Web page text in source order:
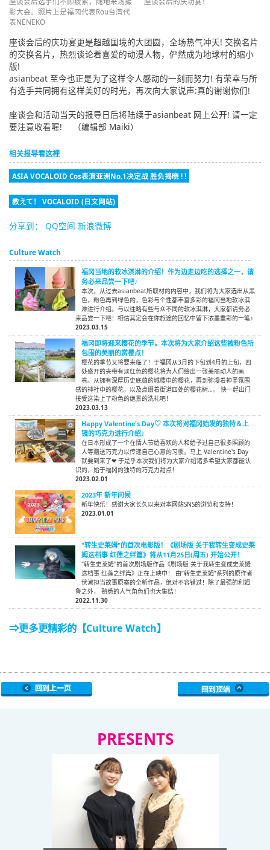
影大会。照片上是福冈代表Rou台湾代
表NENEKO
座谈会后的庆功宴更是超越国境的大团圆，全场热气冲天! 交换名片
的交换名片，热烈谈论着喜爱的动漫人物，俨然成为地球村的缩小
版!
asianbeat 至今也正是为了这样令人感动的一刻而努力! 有荣幸与所
有选手共同拥有这样美好的时光，再次向大家说声:真的谢谢你们!
座谈会和活动当天的报导日后将陆续于asianbeat 网上公开! 请一定
要注意收看喔! （编辑部 Maiki）
相关报导看这裡
ASIA VOCALOID Cos表演亚洲No.1决定战 胜负揭晓 ! !
教えて！ VOCALOID (日文网站)
分享到： QQ空间 新浪微博
Culture Watch
福冈当地的软冰淇淋的介绍！作为边走边吃的选择之一，请
务必来品尝一下吧♪
本次，从过去asianbeat所取材的内容中，我们将为大家选出从黑
色，粉色再到绿色的，色彩与个性都丰富多彩的福冈当地软冰淇
淋进行介绍。与以往略有些与众不同的软冰淇淋，大家都请务必
来品尝一下吧！相信其定会在你旅途的回忆中留下浓墨重彩的一笔♪
2023.03.15
福冈即将迎来樱花的季节。本次将为大家介绍这些被粉色所
包围的美丽的赏樱点！
樱花的季节又将要来临了！于福冈从3月的下旬到4月的上旬，四
处盛开的夹带有淡红色的樱花将为人们绘出一张美丽动人的画
卷。从拥有深厚历史底蕴的城楼中的樱花，再到弥漫着神圣氛围
感的神社中的樱花，以及点缀着街道四处的樱花树…。 快一起出门
接受这染上了粉色的绝景的洗礼吧！
2023.03.13
Happy Valentine's Day♡ 本次将对福冈始发的独特＆上
镜的巧克力进行介绍♪
在日本形成了一个在情人节给喜欢的人和给予过自己很多照顾的
人等赠送巧克力以传递自己心意的习惯。马上 Valentine's Day
就要到来了❤ 于是乎本次我们将为大家介绍诸多希望大家都能认
识的，始于福冈的独特的巧克力甜点！
2023.02.01
2023年 新年问候
新年快乐！感谢大家长久以来对本网站SNS的浏览和支持！
2023.01.01
"转生史莱姆"的首次电影版！《剧场版 关于我转生变成史莱
姆这档事 红莲之绊篇》将从11月25日(周五) 开始公开！
"转生史莱姆"的首次剧场版作品《剧场版 关于我转生变成史莱姆
这档事 红莲之绊篇》正在上映中！ 由“转生史莱姆”系列的原作者
伏濑担当故事原案的全新作品，绝对不容错过！除了最强的利姆
鲁之外， 熟悉的人气角色们也大集结！
2022.11.30
⇒更多更精彩的【Culture Watch】
PRESENTS